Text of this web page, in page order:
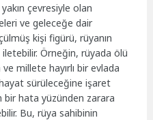
çevresiyle olan
ve geleceğe dair
kişi figürü, rüyanın
Örneğin, rüyada ölü
millete hayırlı bir evlada
sürüleceğine işaret
bir hata yüzünden zarara
Bu, rüya sahibinin